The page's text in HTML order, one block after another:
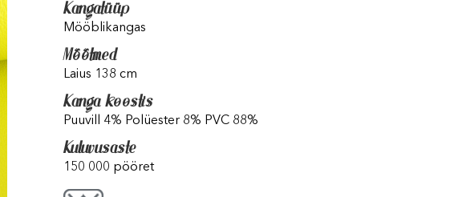
Kangatüüp
Mööblikangas
Mõõtmed
Laius 138 cm
Kanga koostis
Puuvill 4% Polüester 8% PVC 88%
Kuluvusaste
150 000 pööret